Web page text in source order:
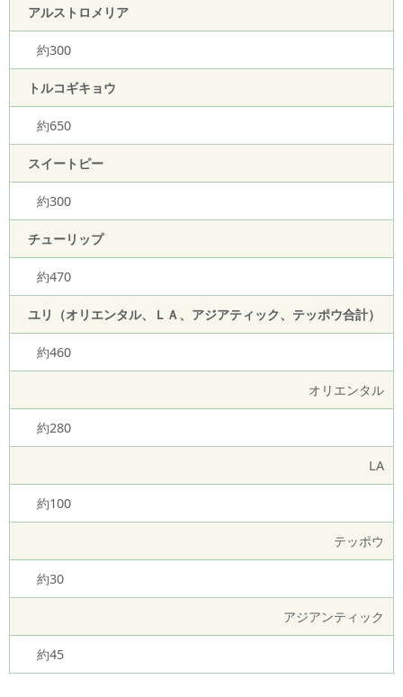
アルストロメリア
約300
トルコギキョウ
約650
スイートピー
約300
チューリップ
約470
ユリ（オリエンタル、ＬＡ、アジアティック、テッポウ合計）
約460
オリエンタル
約280
LA
約100
テッポウ
約30
アジアンティック
約45